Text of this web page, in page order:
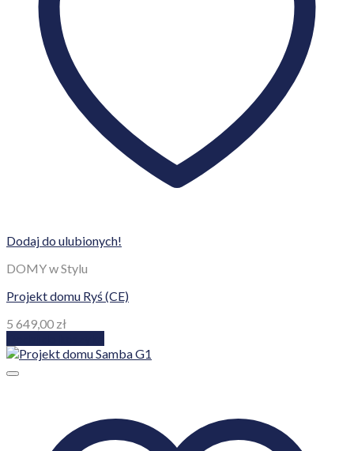
Dodaj do ulubionych!
DOMY w Stylu
Projekt domu Ryś (CE)
5 649,00 zł